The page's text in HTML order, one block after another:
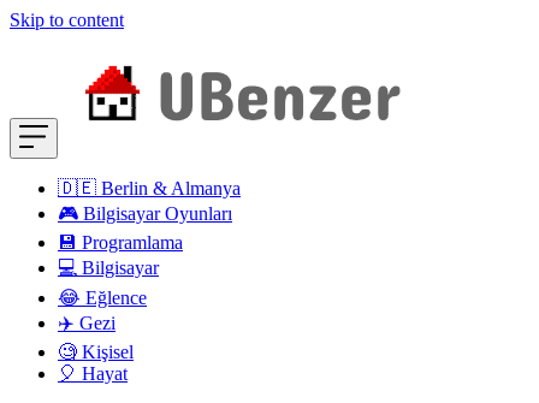
Skip to content
🇩🇪 Berlin & Almanya
🎮 Bilgisayar Oyunları
💾 Programlama
💻 Bilgisayar
😂 Eğlence
✈️ Gezi
🧐 Kişisel
🎈 Hayat